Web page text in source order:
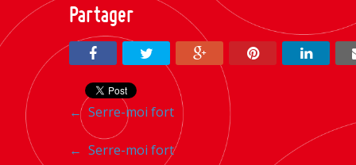
Partager
Navigation
entre
←Serre-moi fort
Navigation
← Serre-moi fort